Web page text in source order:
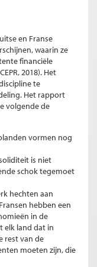
en Franse
waarin ze
financiële
2018). Het
te
Het rapport
volgende de
vormen nog
is niet
schok tegemoet
hechten aan
hebben een
in de
elk land dat in
rest van de
moeten zijn, die